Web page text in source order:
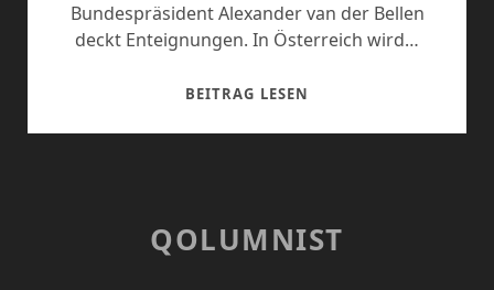
Bundespräsident Alexander van der Bellen
deckt Enteignungen. In Österreich wird…
BEITRAG LESEN
QOLUMNIST